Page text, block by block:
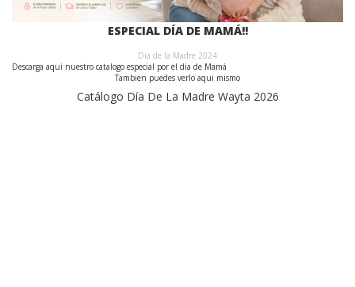
ESPECIAL DÍA DE MAMÁ!!
Dia de la Madre 2024
Descarga aqui nuestro catalogo especial por el dia de Mamá
Tambien puedes verlo aqui mismo
Catálogo Día De La Madre Wayta 2026